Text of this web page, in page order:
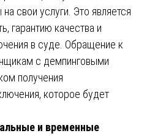
свои услуги. Это является
гарантию качества и
в суде. Обращение к
с демпинговыми
получения
которое будет
и временные